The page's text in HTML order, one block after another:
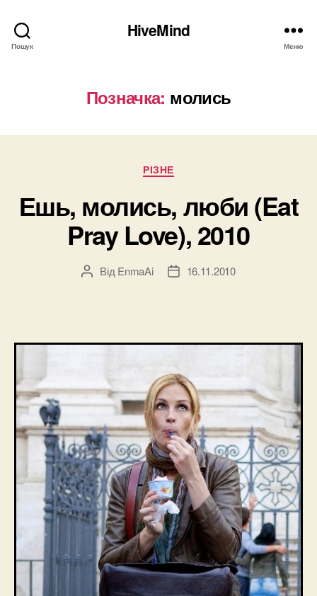
Пошук
HiveMind
Меню
Позначка: молись
Категорії
РІЗНЕ
Ешь, молись, люби (Eat
Pray Love), 2010
Автор
Від EnmaAi
Дата16.11.2010